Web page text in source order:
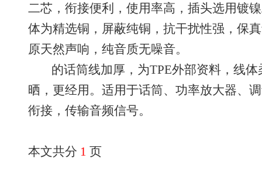
二芯，衔接便利，使用率高，插头选用镀
体为精选铜，屏蔽纯铜，抗干扰性强，保
原天然声响，纯音质无噪音。
的话筒线加厚，为TPE外部资料，线体
晒，更经用。适用于话筒、功率放大器、
衔接，传输音频信号。
本文共分 1 页